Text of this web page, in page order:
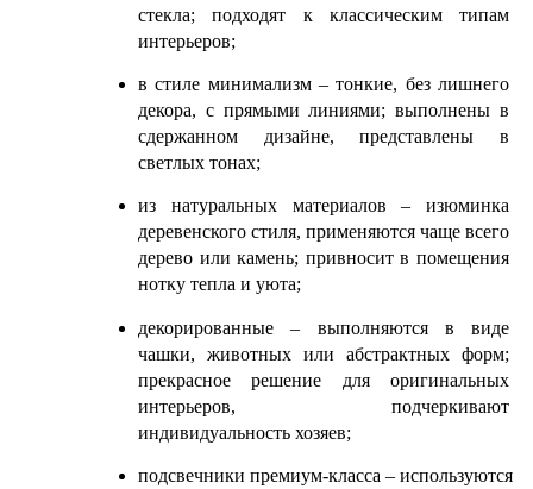
стекла; подходят к классическим типам
интерьеров;
в стиле минимализм – тонкие, без лишнего
декора, с прямыми линиями; выполнены в
сдержанном дизайне, представлены в
светлых тонах;
из натуральных материалов – изюминка
деревенского стиля, применяются чаще всего
дерево или камень; привносит в помещения
нотку тепла и уюта;
декорированные – выполняются в виде
чашки, животных или абстрактных форм;
прекрасное решение для оригинальных
интерьеров, подчеркивают
индивидуальность хозяев;
подсвечники премиум-класса – используются